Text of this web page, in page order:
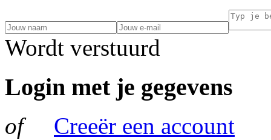
Wordt verstuurd
Login met je gegevens
of Creeër een account